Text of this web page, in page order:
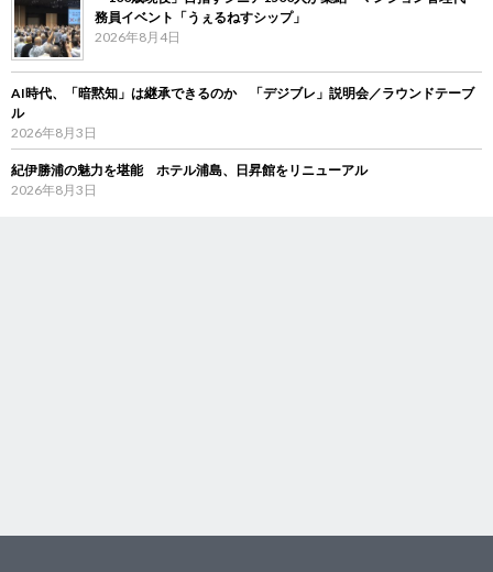
務員イベント「うぇるねすシップ」
2026年8月4日
AI時代、「暗黙知」は継承できるのか 「デジブレ」説明会／ラウンドテーブ
ル
2026年8月3日
紀伊勝浦の魅力を堪能 ホテル浦島、日昇館をリニューアル
2026年8月3日